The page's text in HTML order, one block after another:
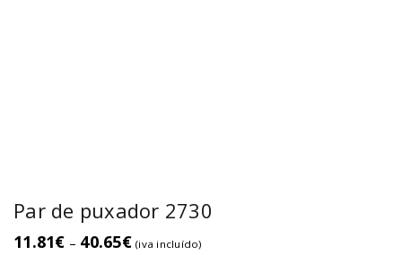
Par de puxador 2730
11.81€ – 40.65€ (iva incluído)